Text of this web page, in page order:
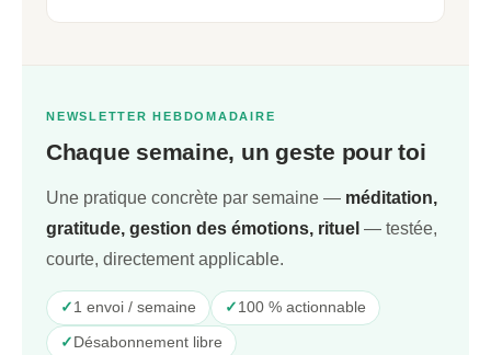
NEWSLETTER HEBDOMADAIRE
Chaque semaine, un geste pour toi
Une pratique concrète par semaine — méditation,
gratitude, gestion des émotions, rituel — testée,
courte, directement applicable.
✓ 1 envoi / semaine ✓ 100 % actionnable
✓ Désabonnement libre